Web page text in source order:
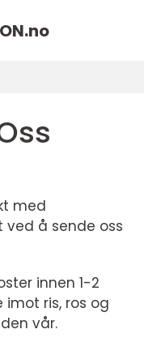
no
med
ved å sende oss
innen 1-2
imot ris, ros og
vår.